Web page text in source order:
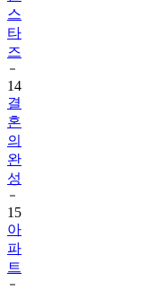
스
타
즈
14
결
혼
의
완
성
15
아
파
트